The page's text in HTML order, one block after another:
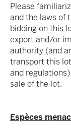
Please
and the laws of
bidding on this
export and/or
authority (and
transport this
and
sale of the lot.
Espèces